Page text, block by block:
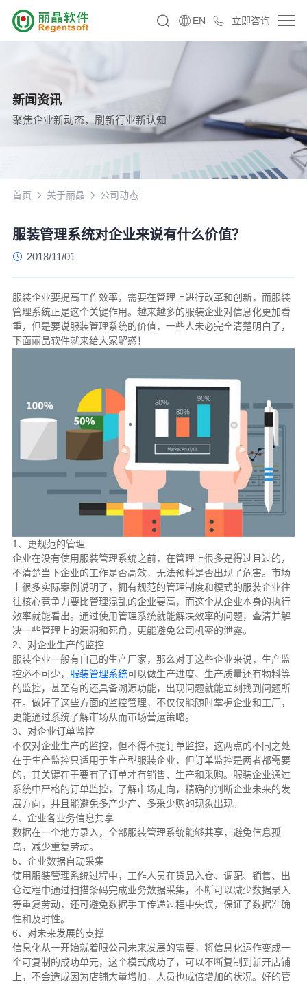
立即咨询
EN
新闻资讯
聚焦企业新动态，刷新行业新认知
首页 关于丽晶 公司动态
服装管理系统对企业来说有什么价值？
2018/11/01
服装企业要提高工作效率，需要在管理上进行改革和创新，而服装
管理系统正是这个关键作用。越来越多的服装企业对信息化更加看
重，但是要说服装管理系统的价值，一些人未必完全清楚明白了，
下面丽晶软件就来给大家解惑！
1、更规范的管理
企业在没有使用服装管理系统之前，在管理上很多是得过且过的，
不清楚当下企业的工作是否高效，无法预料是否出现了危害。市场
上很多实际案例说明了，拥有规范的管理制度和模式的服装企业往
往核心竞争力要比管理混乱的企业要高，而这个从企业本身的执行
效率就能看出。通过使用管理系统就能解决效率的问题，查清并解
决一些管理上的漏洞和死角，更能避免公司机密的泄露。
2、对企业生产的监控
服装企业一般有自己的生产厂家，那么对于这些企业来说，生产监
控必不可少， 服装管理系统可以做生产进度、生产质量还有物料等
的监控，甚至有的还具备溯源功能，出现问题就能立刻找到问题所
在。做好了这些方面的监控管理，不仅仅能随时掌握企业和工厂，
更能通过系统了解市场从而市场营运策略。
3、对企业订单监控
不仅对企业生产的监控，但不得不提订单监控，这两点的不同之处
在于生产监控只适用于生产型服装企业，但订单监控是两者都需要
的，其关键在于要有了订单才有销售、生产和采购。服装企业通过
系统中严格的订单监控，了解市场走向，精确的判断企业未来的发
展方向，并且能避免多产少产、多采少购的现象出现。
4、企业各业务信息共享
数据在一个地方录入，全部服装管理系统能够共享，避免信息孤
岛，减少重复劳动。
5、企业数据自动采集
使用服装管理系统过程中，工作人员在货品入仓、调配、销售、出
仓过程中通过扫描条码完成业务数据采集，不断可以减少数据录入
等重复劳动，还可避免数据手工传递过程中失误，保证了数据准确
性和及时性。
6、对未来发展的支撑
信息化从一开始就着眼公司未来发展的需要，将信息化运作变成一
个可复制的成功单元，这个模式成功了，可以不断复制到新开店铺
上，不会造成因为店铺大量增加，人员也成倍增加的状况。好的管